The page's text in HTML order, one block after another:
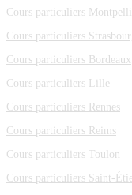
Cours particuliers
Cours particuliers
Cours particuliers Bordeaux
Cours particuliers Lille
Cours particuliers Rennes
Cours particuliers Reims
Cours particuliers Toulon
Cours particuliers Saint-